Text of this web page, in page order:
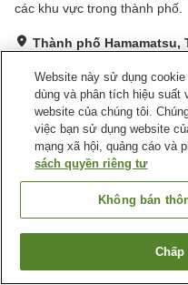
các khu vực trong thành phố.
Thành phố Hamamatsu,
Rất tốt Đánh giá:360
Tiện nghi chỗ nghỉ
Bãi đỗ xe
Trang chủ Nhật Bản Tỉnh
Tìm
Website này sử dụng
dùng và phân tích hiệu
website của chúng tôi.
việc bạn sử dụng website
mạng xã hội, quảng cáo và
sách quyền riêng tư
Không bán